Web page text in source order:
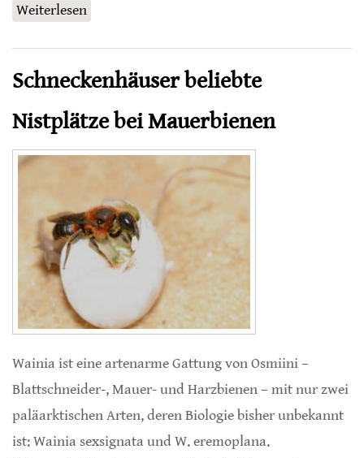
Weiterlesen
Schneckenhäuser beliebte
Nistplätze bei Mauerbienen
Wainia ist eine artenarme Gattung von Osmiini –
Blattschneider-, Mauer- und Harzbienen – mit nur zwei
paläarktischen Arten, deren Biologie bisher unbekannt
ist: Wainia sexsignata und W. eremoplana.